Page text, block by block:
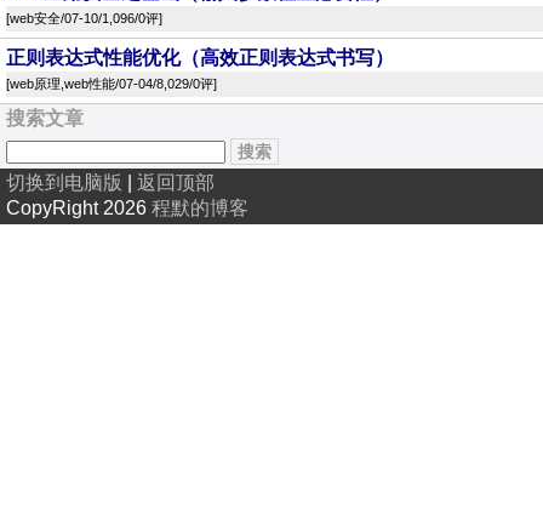
[web安全/07-10/1,096/0评]
正则表达式性能优化（高效正则表达式书写）
[web原理 web性能/07-04/8,029/0评]
搜索文章
切换到电脑版
返回顶部
CopyRight 2026 程默的博客